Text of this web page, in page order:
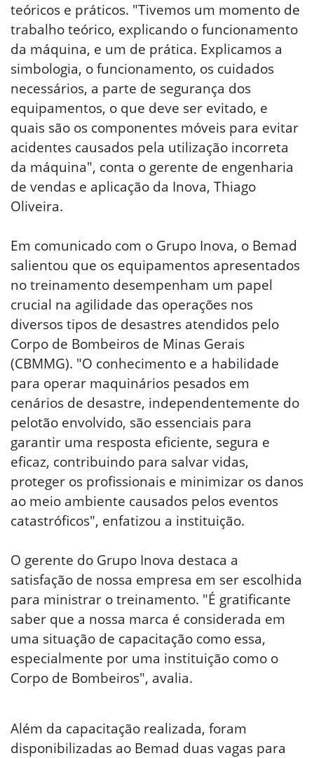
teóricos e práticos. "Tivemos um momento de
trabalho teórico, explicando o funcionamento
da máquina, e um de prática. Explicamos a
simbologia, o funcionamento, os cuidados
necessários, a parte de segurança dos
equipamentos, o que deve ser evitado, e
quais são os componentes móveis para evitar
acidentes causados pela utilização incorreta
da máquina", conta o gerente de engenharia
de vendas e aplicação da Inova, Thiago
Oliveira.
Em comunicado com o Grupo Inova, o Bemad
salientou que os equipamentos apresentados
no treinamento desempenham um papel
crucial na agilidade das operações nos
diversos tipos de desastres atendidos pelo
Corpo de Bombeiros de Minas Gerais
(CBMMG). "O conhecimento e a habilidade
para operar maquinários pesados em
cenários de desastre, independentemente do
pelotão envolvido, são essenciais para
garantir uma resposta eficiente, segura e
eficaz, contribuindo para salvar vidas,
proteger os profissionais e minimizar os danos
ao meio ambiente causados pelos eventos
catastróficos", enfatizou a instituição.
O gerente do Grupo Inova destaca a
satisfação de nossa empresa em ser escolhida
para ministrar o treinamento. "É gratificante
saber que a nossa marca é considerada em
uma situação de capacitação como essa,
especialmente por uma instituição como o
Corpo de Bombeiros", avalia.
Além da capacitação realizada, foram
disponibilizadas ao Bemad duas vagas para